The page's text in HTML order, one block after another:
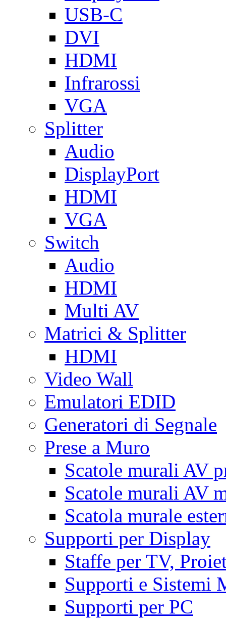
USB-C
DVI
HDMI
Infrarossi
VGA
Splitter
Audio
DisplayPort
HDMI
VGA
Switch
Audio
HDMI
Multi AV
Matrici & Splitter
HDMI
Video Wall
Emulatori EDID
Generatori di Segnale
Prese a Muro
Scatole murali AV
Scatole murali AV
Scatola murale
Supporti per Display
Staffe per TV,
Supporti e Sistemi
Supporti per PC